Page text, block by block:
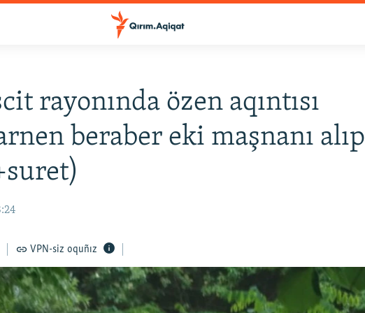
rayonında özen aqıntısı
beraber eki maşnanı alıp
VPN-siz oquñız